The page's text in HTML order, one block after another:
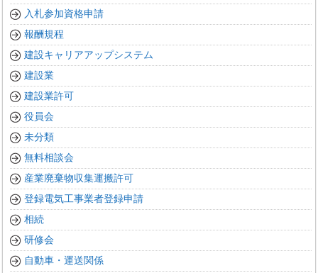
入札参加資格申請
報酬規程
建設キャリアアップシステム
建設業
建設業許可
役員会
未分類
無料相談会
産業廃棄物収集運搬許可
登録電気工事業者登録申請
相続
研修会
自動車・運送関係